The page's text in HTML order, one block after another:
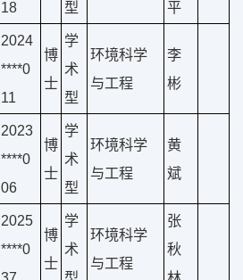
18
型
平
2024
****0
11
博
士
学
术
型
环境科学
与工程
李
彬
2023
****0
06
博
士
学
术
型
环境科学
与工程
黄
斌
2025
****0
博
士
学
术
环境科学
与工程
张
秋